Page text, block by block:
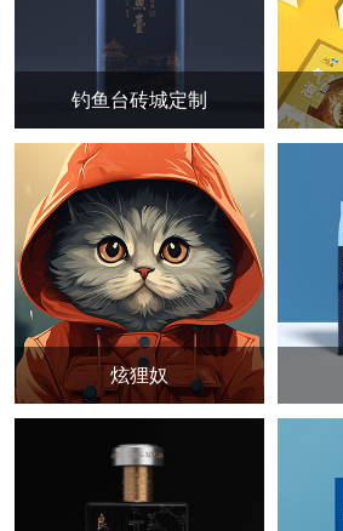
钓鱼台砖城定制
炫狸奴